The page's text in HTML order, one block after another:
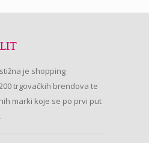
je shopping
trgovačkih brendova te
marki koje se po prvi put